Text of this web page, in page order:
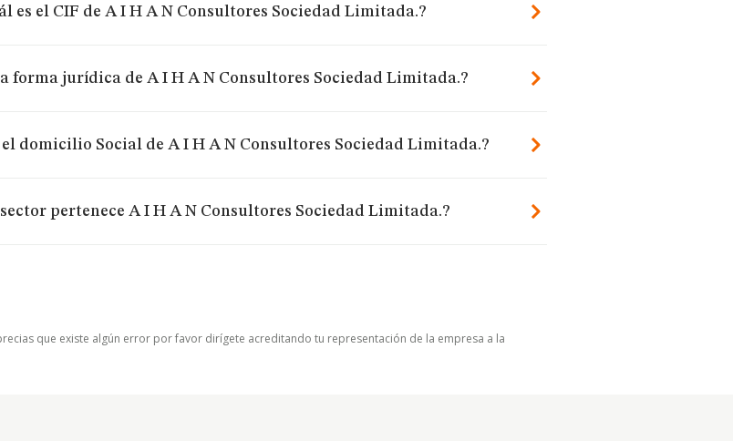
es el CIF de A I H A N Consultores Sociedad Limitada.?
forma jurídica de A I H A N Consultores Sociedad Limitada.?
el domicilio Social de A I H A N Consultores Sociedad Limitada.?
pertenece A I H A N Consultores Sociedad Limitada.?
que existe algún error por favor dirígete acreditando tu representación de la empresa a la